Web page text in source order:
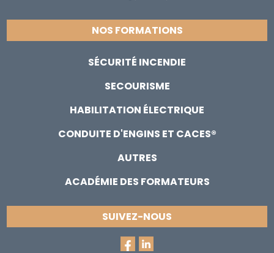
NOS FORMATIONS
SÉCURITÉ INCENDIE
SECOURISME
HABILITATION ÉLECTRIQUE
CONDUITE D'ENGINS ET CACES®
AUTRES
ACADÉMIE DES FORMATEURS
SUIVEZ-NOUS